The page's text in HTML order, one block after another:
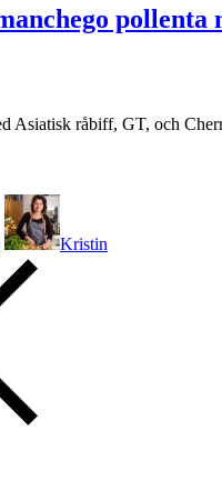
pollenta
Asiatisk råbiff, GT, och
Kristin